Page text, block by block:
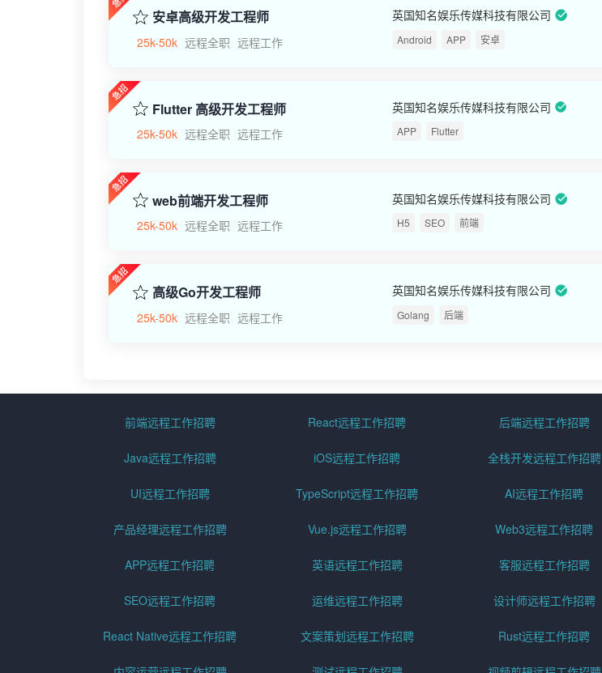
安卓高级开发工程师
25k-50k 远程全职 远程工作
英国知名娱乐传媒科技有限公司
Android APP 安卓
Flutter 高级开发工程师
25k-50k 远程全职 远程工作
英国知名娱乐传媒科技有限公司
APP Flutter
web前端开发工程师
25k-50k 远程全职 远程工作
英国知名娱乐传媒科技有限公司
H5 SEO 前端
高级Go开发工程师
25k-50k 远程全职 远程工作
英国知名娱乐传媒科技有限公司
Golang 后端
前端远程工作招聘 React远程工作招聘 后端远程工作招聘
Java远程工作招聘 iOS远程工作招聘 全栈开发远程工作招聘
UI远程工作招聘 TypeScript远程工作招聘 AI远程工作招聘
产品经理远程工作招聘 Vue.js远程工作招聘 Web3远程工作招聘
APP远程工作招聘 英语远程工作招聘 客服远程工作招聘
SEO远程工作招聘 运维远程工作招聘 设计师远程工作招聘
React Native远程工作招聘 文案策划远程工作招聘 Rust远程工作招聘